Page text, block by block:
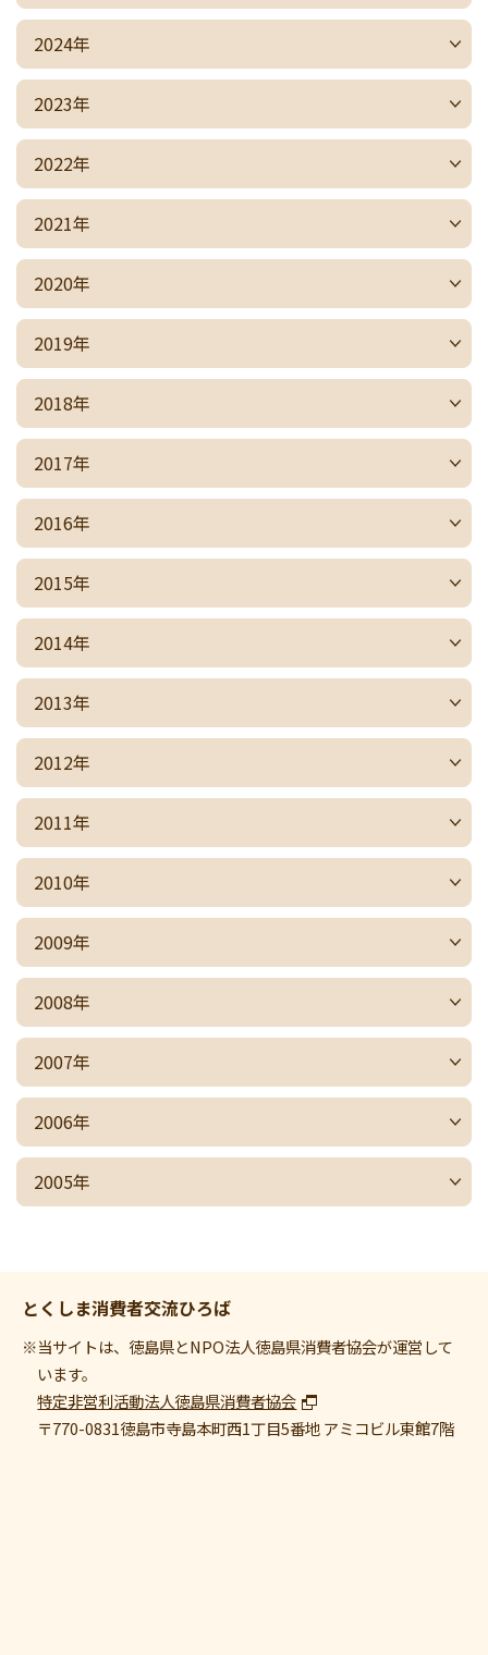
2024年
2023年
2022年
2021年
2020年
2019年
2018年
2017年
2016年
2015年
2014年
2013年
2012年
2011年
2010年
2009年
2008年
2007年
2006年
2005年
とくしま消費者交流ひろば
※当サイトは、徳島県とNPO法人徳島県消費者協会が運営して
います。
特定非営利活動法人徳島県消費者協会
〒770-0831徳島市寺島本町西1丁目5番地 アミコビル東館7階